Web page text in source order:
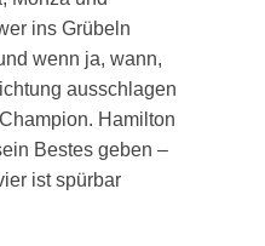
ins Grübeln
wenn ja, wann,
ausschlagen
Hamilton
Bestes geben –
ist spürbar